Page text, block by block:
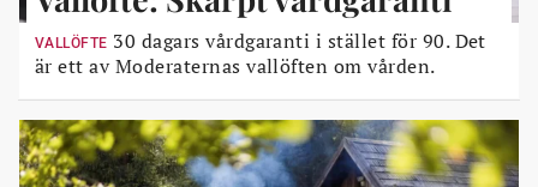
VALLÖFTE 30 dagars vårdgaranti i stället för 90. Det
är ett av Moderaternas vallöften om vården.